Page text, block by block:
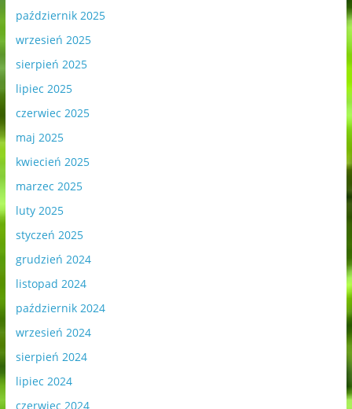
październik 2025
wrzesień 2025
sierpień 2025
lipiec 2025
czerwiec 2025
maj 2025
kwiecień 2025
marzec 2025
luty 2025
styczeń 2025
grudzień 2024
listopad 2024
październik 2024
wrzesień 2024
sierpień 2024
lipiec 2024
czerwiec 2024